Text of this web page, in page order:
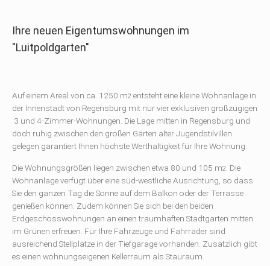
Ihre neuen Eigentumswohnungen im
"Luitpoldgarten"
Auf einem Areal von ca. 1250 m2 entsteht eine kleine Wohnanlage in
der Innenstadt von Regensburg mit nur vier exklusiven großzügigen
3 und 4-Zimmer-Wohnungen. Die Lage mitten in Regensburg und
doch ruhig zwischen den großen Gärten alter Jugendstilvillen
gelegen garantiert Ihnen höchste Werthaltigkeit für Ihre Wohnung.
Die Wohnungsgrößen liegen zwischen etwa 80 und 105 m2 . Die
Wohnanlage verfügt über eine süd-westliche Ausrichtung, so dass
Sie den ganzen Tag die Sonne auf dem Balkon oder der Terrasse
genießen können. Zudem können Sie sich bei den beiden
Erdgeschosswohnungen an einen traumhaften Stadtgarten mitten
im Grünen erfreuen. Für Ihre Fahrzeuge und Fahrräder sind
ausreichend Stellplätze in der Tiefgarage vorhanden. Zusätzlich gibt
es einen wohnungseigenen Kellerraum als Stauraum.